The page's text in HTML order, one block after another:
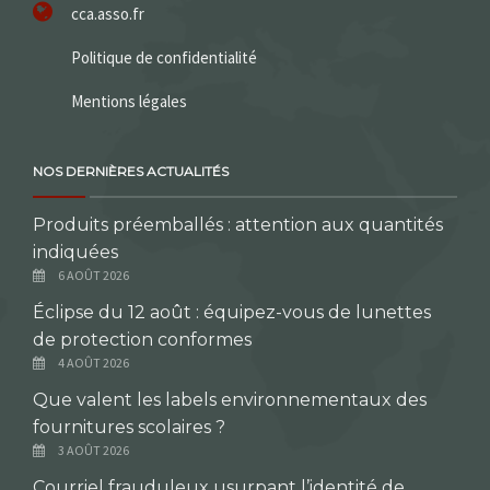
cca.asso.fr
Politique de confidentialité
Mentions légales
NOS DERNIÈRES ACTUALITÉS
Produits préemballés : attention aux quantités
indiquées
6 AOÛT 2026
Éclipse du 12 août : équipez-vous de lunettes
de protection conformes
4 AOÛT 2026
Que valent les labels environnementaux des
fournitures scolaires ?
3 AOÛT 2026